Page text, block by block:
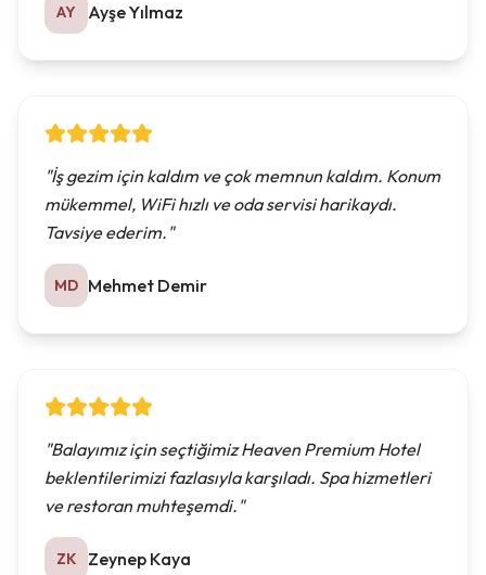
AY Ayşe Yılmaz
"İş gezim için kaldım ve çok memnun kaldım. Konum
mükemmel, WiFi hızlı ve oda servisi harikaydı.
Tavsiye ederim. "
MD Mehmet Demir
"Balayımız için seçtiğimiz Heaven Premium Hotel
beklentilerimizi fazlasıyla karşıladı. Spa hizmetleri
ve restoran muhteşemdi. "
ZK Zeynep Kaya